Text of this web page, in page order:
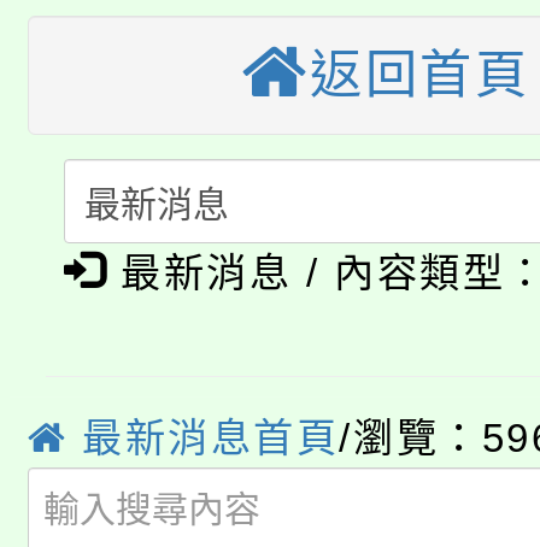
《TA101》溝通分析基
程，歡迎學生輔導中心
心理、諮商輔導、社會
系所師生報名參加。
轉知苗栗縣政府辦理
縣市「校園短影音徵
門員」簡章及活動海報
踴躍報名參加。
桃園市115學年度學生
要點
「桃園市補助參觀特色
展演活動實施計畫」
115年度「教育部表揚
義教育推展貢獻獎」
公告本校115學年度第
生本土語及新住民語歌
公告本校115學年度第
代理(課)教師甄選結果(
公告本校115學年度第
返回首頁
最新消息 / 內容類型
最新消息首頁/瀏覽：